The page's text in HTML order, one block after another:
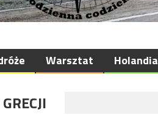
Warsztat Holandia
GRECJI